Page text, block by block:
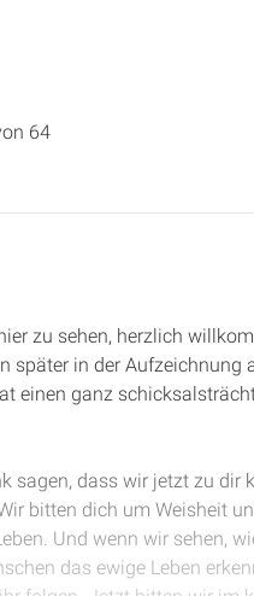
64
zu sehen, herzlich
später in der Aufzeichnung
einen ganz
sagen, dass wir jetzt zu dir
bitten dich um Weisheit
Und wenn wir sehen,
das ewige Leben